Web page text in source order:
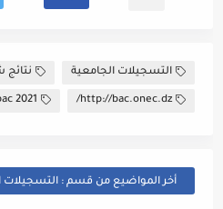
التسجيلات الجامعية نتائج
http://bac.onec.dz/
2021
أخر المواضيع من قسم : التسجيلات